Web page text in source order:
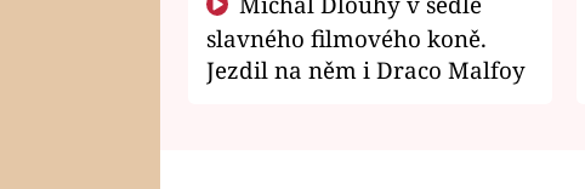
slavného filmového koně.
Jezdil na něm i Draco Malfoy